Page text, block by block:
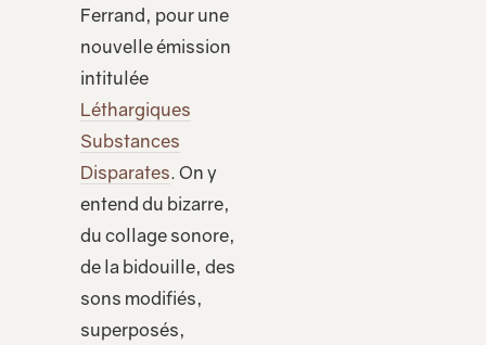
Ferrand, pour une
nouvelle émission
intitulée
Léthargiques
Substances
Disparates. On y
entend du bizarre,
du collage sonore,
de la bidouille, des
sons modifiés,
superposés,